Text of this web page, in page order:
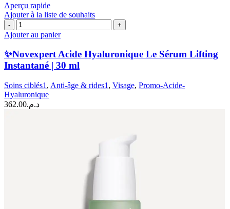
ML
Aperçu rapide
Ajouter à la liste de souhaits
quantité
de
✨Novexpert
Acide
Hyaluronique
Le
Lifting
Instantané
|
Ajouter au panier
✨Novexpert Acide Hyaluronique Le Sérum Lifting
Instantané | 30 ml
Soins ciblés1 , Anti-âge & rides1 , Visage, Promo-Acide-
Hyaluronique
د.م.362.00